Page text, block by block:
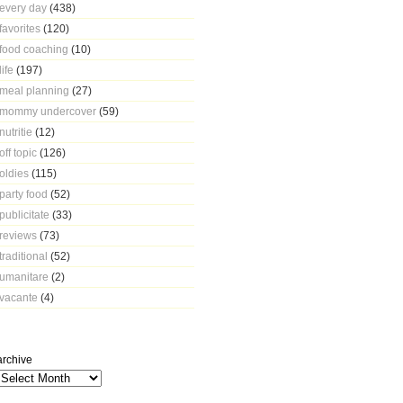
every day (438)
favorites (120)
food coaching (10)
life (197)
meal planning (27)
mommy undercover (59)
nutritie (12)
off topic (126)
oldies (115)
party food (52)
publicitate (33)
reviews (73)
traditional (52)
umanitare (2)
vacante (4)